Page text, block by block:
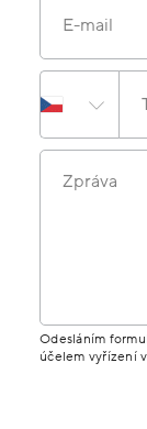
E-mail
Zpráva
Odesláním
účelem vyřízení